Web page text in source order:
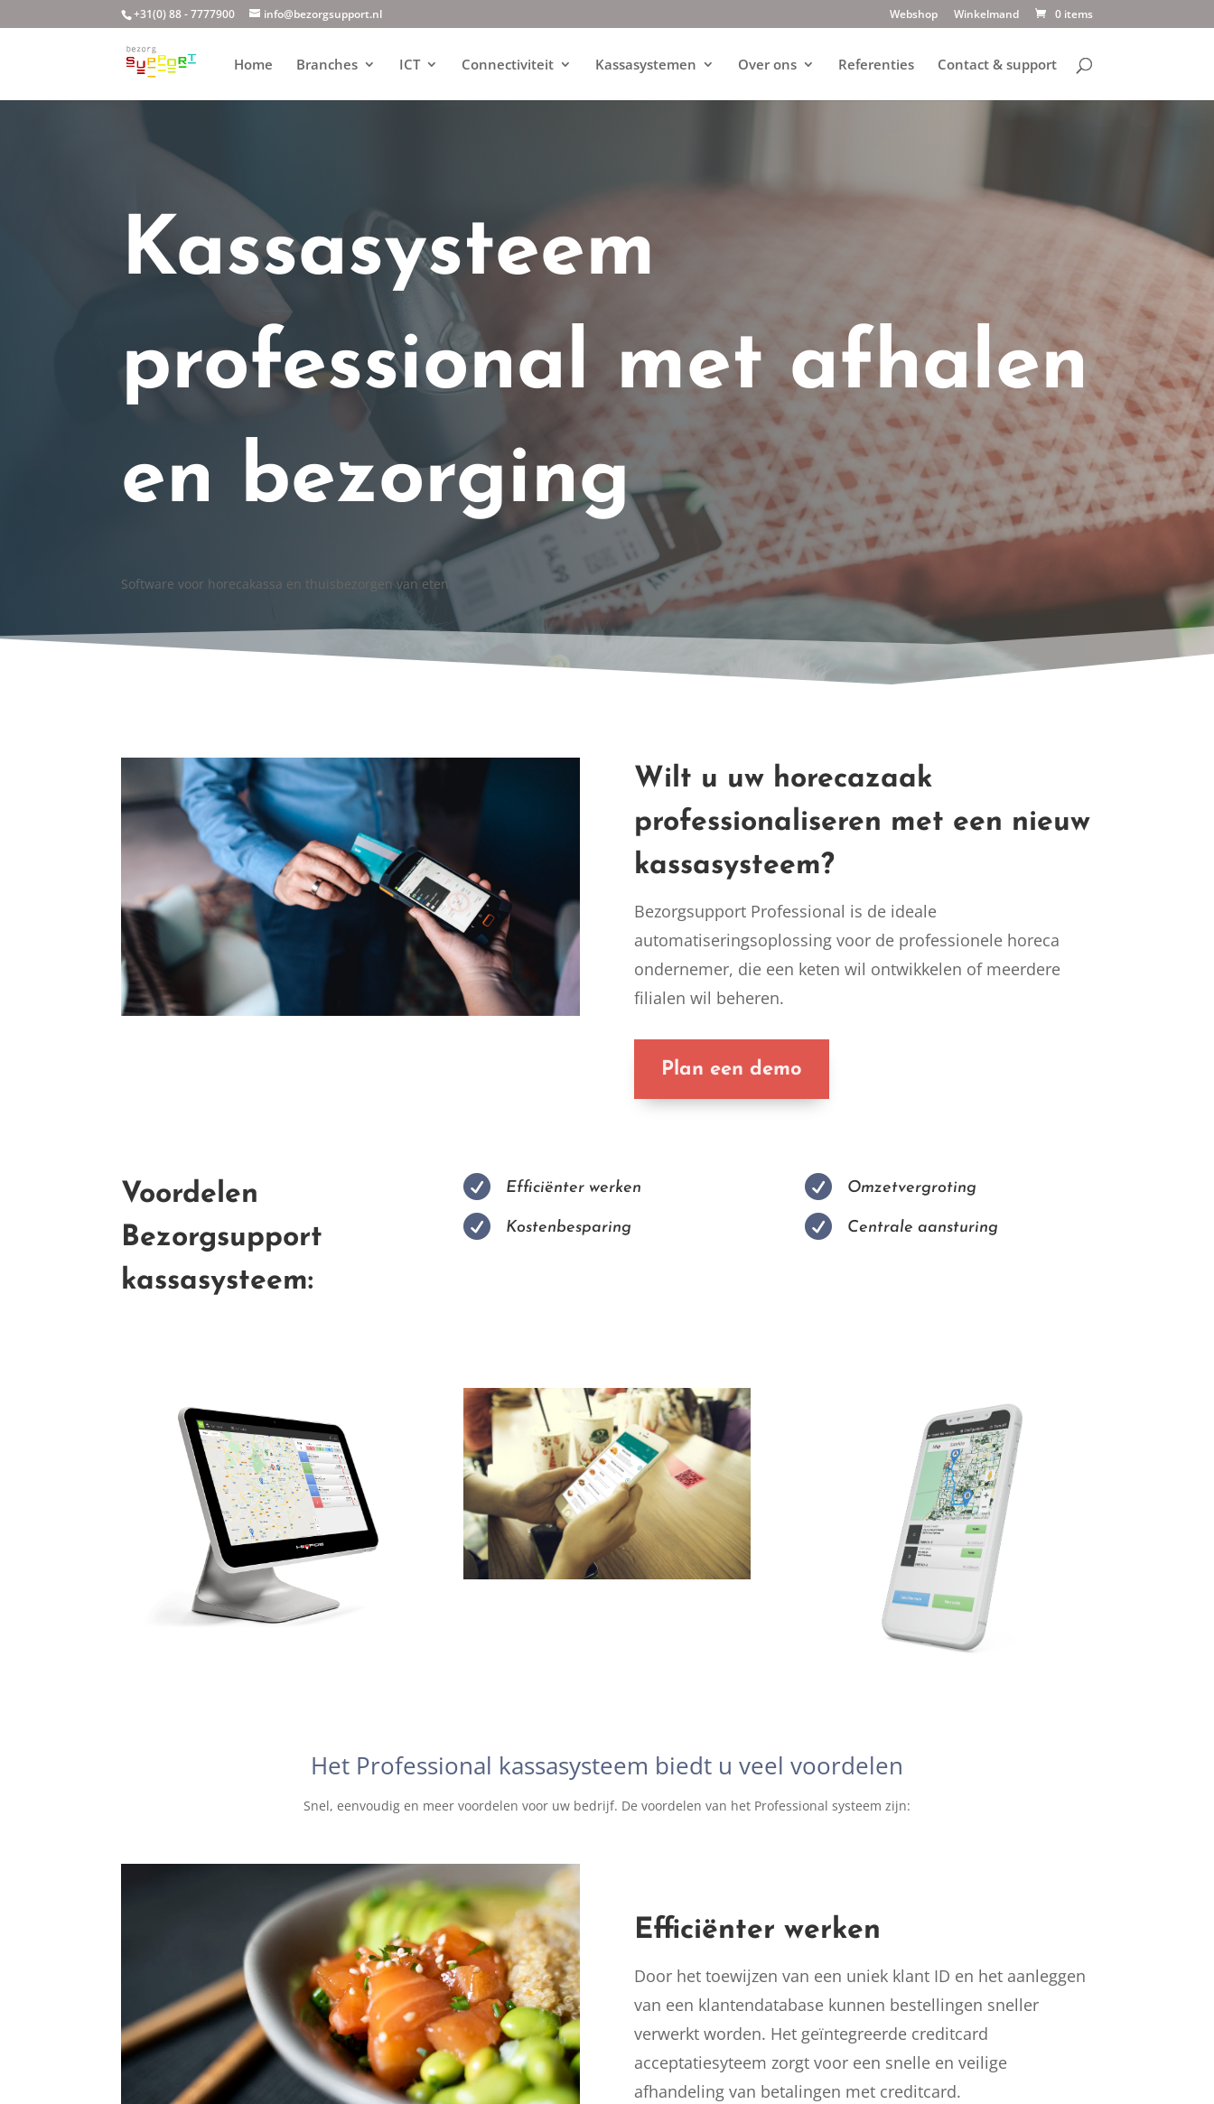
+31(0) 88 - 7777900 info@bezorgsupport.nl Webshop Winkelmand 0 items
Home Branches ICT Connectiviteit Kassasystemen Over ons Referenties Contact & support
Kassasysteem
professional met afhalen
en bezorging
Software voor horecakassa en thuisbezorgen van eten.
Wilt u uw horecazaak
professionaliseren met een nieuw
kassasysteem?
Bezorgsupport Professional is de ideale
automatiseringsoplossing voor de professionele horeca
ondernemer, die een keten wil ontwikkelen of meerdere
filialen wil beheren.
Plan een demo
Voordelen
Bezorgsupport
kassasysteem:
 Efficiënter werken
 Kostenbesparing
 Omzetvergroting
 Centrale aansturing
Het Professional kassasysteem biedt u veel voordelen
Snel, eenvoudig en meer voordelen voor uw bedrijf. De voordelen van het Professional systeem zijn:
Efficiënter werken
Door het toewijzen van een uniek klant ID en het aanleggen
van een klantendatabase kunnen bestellingen sneller
verwerkt worden. Het geïntegreerde creditcard
acceptatiesyteem zorgt voor een snelle en veilige
afhandeling van betalingen met creditcard.